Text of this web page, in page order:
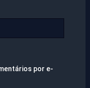
por e-